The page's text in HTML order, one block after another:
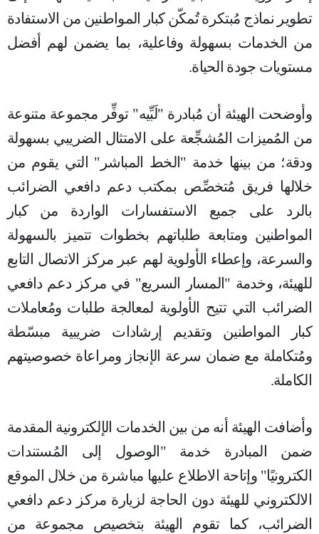
تطوير نماذج مُبتكرة تُمكّن كبار المواطنين من الاستفادة
من الخدمات بسهولة وفاعلية، بما يضمن لهم أفضل
مستويات جودة الحياة.
وأوضحت الهيئة أن مُبادرة "لَبِّيه" توفِّر مجموعة متنوعة
من المُميزات المُشجِّعة على الامتثال الضريبي بسهولة
ودقة؛ من بينها خدمة "الخط المباشر" التي يقوم من
خلالها فريق مُتخصِّص بمكتب دعم دافعي الضرائب
بالرد على جميع الاستفسارات الواردة من كبار
المواطنين ومتابعة طلباتهم بخطوات تتميز بالسهولة
والسرعة، وإعطاء الأولوية لهم عبر مركز الاتصال التابع
للهيئة، وخدمة "المسار السريع" في مركز دعم دافعي
الضرائب التي تتيح الأولوية لمعالجة طلبات ومُعاملات
كبار المواطنين وتقديم إرشادات ضريبية مبسّطة
ومُتكاملة مع ضمان سرعة الإنجاز ومراعاة خصوصيتهم
الكاملة.
وأضافت الهيئة أنه من بين الخدمات الإلكترونية المقدمة
ضمن المبادرة خدمة "الوصول إلى المُستندات
الكترونيًا" وإتاحة الاطلاع عليها مباشرة من خلال الموقع
الالكتروني للهيئة دون الحاجة لزيارة مركز دعم دافعي
الضرائب، كما تقوم الهيئة بتخصيص مجموعة من